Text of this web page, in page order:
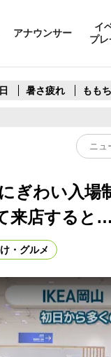
アナウンサー
イ
プレ
暑さ疲れ もも
ぎわい入場
来店すると…
・グルメ